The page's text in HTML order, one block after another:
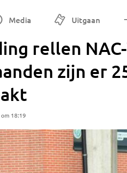
Media Uitgaan
rellen
zijn er
18:19